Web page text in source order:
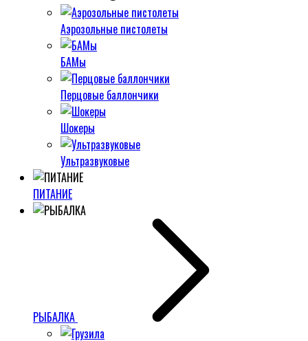
Аэрозольные пистолеты
БАМы
Перцовые баллончики
Шокеры
Ультразвуковые
ПИТАНИЕ
РЫБАЛКА